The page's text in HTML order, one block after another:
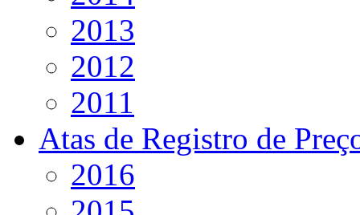
2013
2012
2011
Atas de Registro de
2016